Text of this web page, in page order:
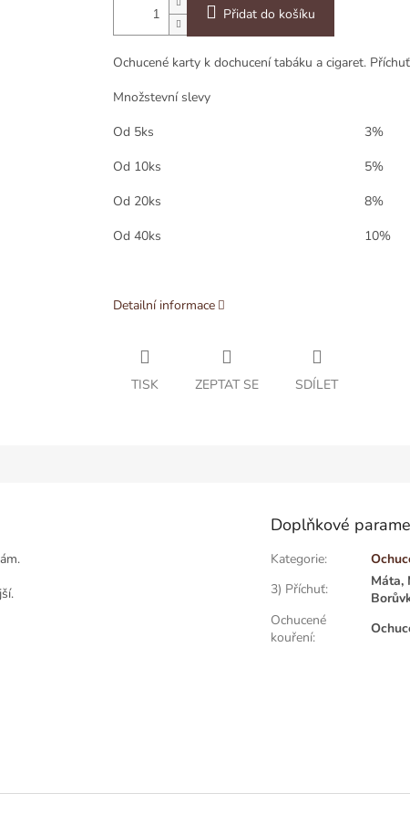
Přidat do košíku
Ochucené karty k dochucení tabáku a cigaret.
Množstevní slevy
Od 5ks
3%
Od 10ks
5%
Od 20ks
8%
Od 40ks
10%
Detailní informace
TISK ZEPTAT SE SDÍLET
Doplňkové
Kategorie:
3) Příchuť:
Máta,
Ochucené
kouření: